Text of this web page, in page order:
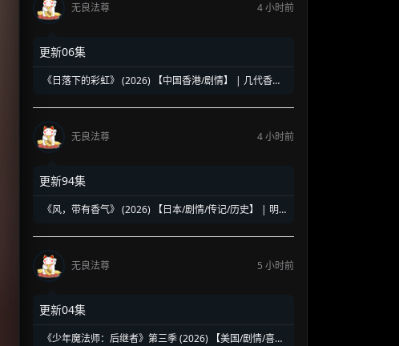
无良法尊
4 小时前
更新06集
《日落下的彩虹》 (2026) 【中国香港/剧情】 | 几代香港
无良法尊 4 小时前
更新94集
《风，带有香气》 (2026) 【日本/剧情/传记/历史】 | 明
醒之路
无良法尊
5 小时前
更新04集
《少年魔法师：后继者》第三季 (2026) 【美国/剧情/喜剧/